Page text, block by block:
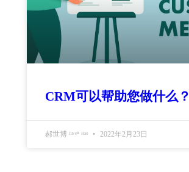
CRM可以帮助您做什么？
郝世博 ᴶᵃᵛᵉⁿ ᴴᵃᵒ 2022年2月23日